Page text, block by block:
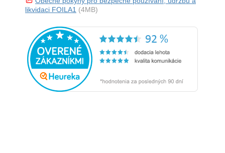
likvidaci FOILA1 (4MB)